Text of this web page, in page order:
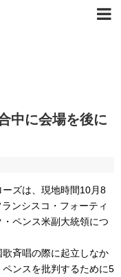
中に会場を後に
ズは、現地時間10月8
ンシスコ・フォーティ
ペンス米副大統領につ
斉唱の際に起立しなか
ンスを批判するために5